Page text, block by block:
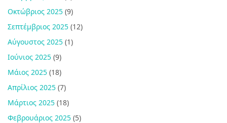
Οκτώβριος 2025 (9)
Σεπτέμβριος 2025 (12)
Αύγουστος 2025 (1)
Ιούνιος 2025 (9)
Μάιος 2025 (18)
Απρίλιος 2025 (7)
Μάρτιος 2025 (18)
Φεβρουάριος 2025 (5)